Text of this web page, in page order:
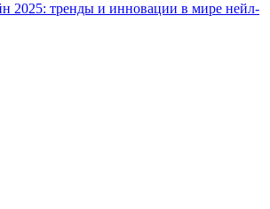
2025: тренды и инновации в мире нейл-